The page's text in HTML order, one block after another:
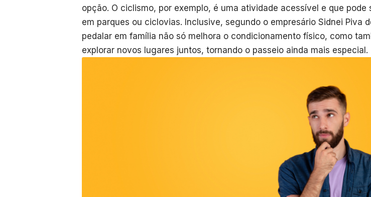
opção. O ciclismo, por exemplo, é uma atividade acessível e que pode
em parques ou ciclovias. Inclusive, segundo o empresário Sidnei Piva
pedalar em família não só melhora o condicionamento físico, como
explorar novos lugares juntos, tornando o passeio ainda mais especial.